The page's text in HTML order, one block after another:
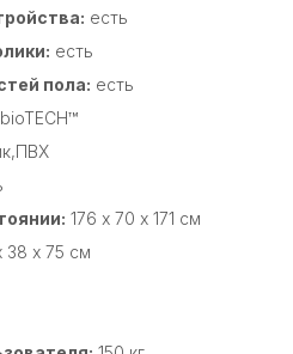
есть
есть
пола: есть
176 х 70 х 171 см
38 х 75 см